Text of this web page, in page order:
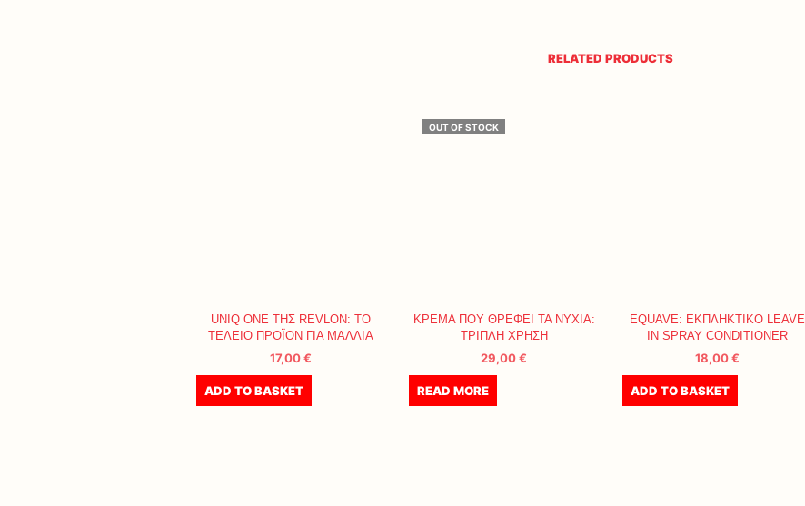
RELATED PRODUCTS
UNIQ ONE ΤΗΣ REVLON: ΤΟ
ΤΕΛΕΙΟ ΠΡΟΪΟΝ ΓΙΑ ΜΑΛΛΙΑ
17,00€
ADD TO BASKET
OUT OF STOCK
ΚΡΕΜΑ ΠΟΥ ΘΡΕΦΕΙ ΤΑ ΝΥΧΙΑ:
ΤΡΙΠΛΗ ΧΡΗΣΗ
29,00€
READ MORE
EQUAVE: ΕΚΠΛΗΚΤΙΚΟ LEAVE
IN SPRAY CONDITIONER
18,00€
ADD TO BASKET